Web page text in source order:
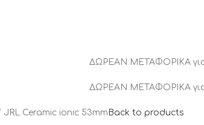
ΔΩΡΕΑΝ ΜΕΤΑΦΟΡΙΚΑ
ΔΩΡΕΑΝ ΜΕΤΑΦΟΡΙΚΑ
JRL Ceramic ionic 53mm Back to products